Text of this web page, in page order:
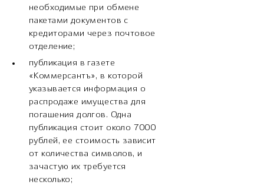
необходимые при обмене
пакетами документов с
кредиторами через почтовое
отделение;
публикация в газете
«Коммерсантъ», в которой
указывается информация о
распродаже имущества для
погашения долгов. Одна
публикация стоит около 7000
рублей, ее стоимость зависит
от количества символов, и
зачастую их требуется
несколько;